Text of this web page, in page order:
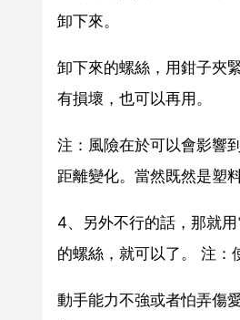
卸下來。
卸下來的螺絲，用鉗子夾
有損壞，也可以再用。
注：風險在於可以會影響
距離變化。當然既然是塑
4、另外不行的話，那就
的螺絲，就可以了。 注：
動手能力不強或者怕弄傷